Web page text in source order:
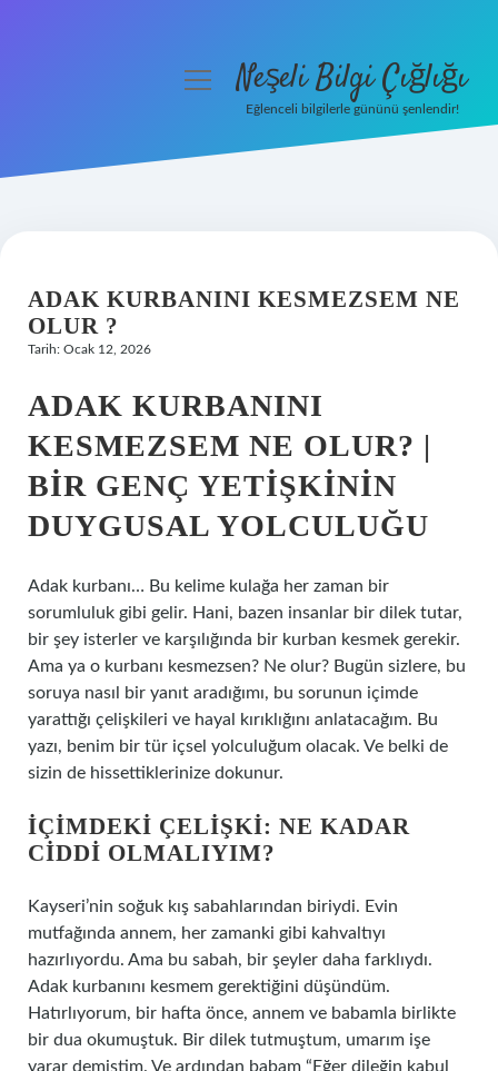
Hakkımızda
menüyüNeşeli Bilgi Çığlığı
Eğlenceli bilgilerle gününü şenlendir!
ADAK KURBANINI KESMEZSEM NE
OLUR ?
Tarih: Ocak 12, 2026
ADAK KURBANINI
KESMEZSEM NE OLUR? |
BIR GENÇ YETIŞKININ
DUYGUSAL YOLCULUĞU
Adak kurbanı… Bu kelime kulağa her zaman bir
sorumluluk gibi gelir. Hani, bazen insanlar bir dilek tutar,
bir şey isterler ve karşılığında bir kurban kesmek gerekir.
Ama ya o kurbanı kesmezsen? Ne olur? Bugün sizlere, bu
soruya nasıl bir yanıt aradığımı, bu sorunun içimde
yarattığı çelişkileri ve hayal kırıklığını anlatacağım. Bu
yazı, benim bir tür içsel yolculuğum olacak. Ve belki de
sizin de hissettiklerinize dokunur.
İÇIMDEKI ÇELIŞKI: NE KADAR
CIDDI OLMALIYIM?
Kayseri’nin soğuk kış sabahlarından biriydi. Evin
mutfağında annem, her zamanki gibi kahvaltıyı
hazırlıyordu. Ama bu sabah, bir şeyler daha farklıydı.
Adak kurbanını kesmem gerektiğini düşündüm.
Hatırlıyorum, bir hafta önce, annem ve babamla birlikte
bir dua okumuştuk. Bir dilek tutmuştum, umarım işe
yarar demiştim. Ve ardından babam “Eğer dileğin kabul